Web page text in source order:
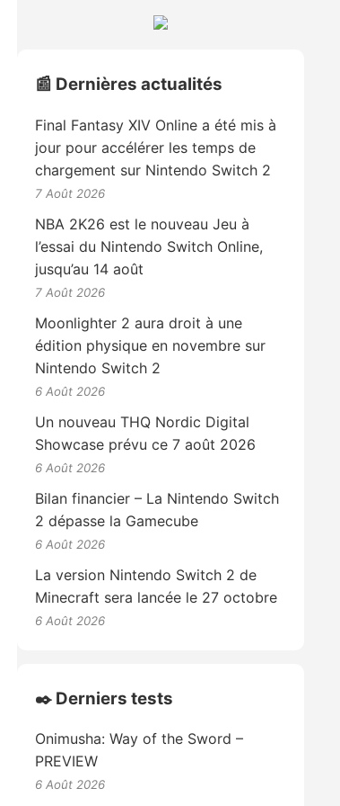
📰 Dernières actualités
Final Fantasy XIV Online a été mis à
jour pour accélérer les temps de
chargement sur Nintendo Switch 2
7 Août 2026
NBA 2K26 est le nouveau Jeu à
l’essai du Nintendo Switch Online,
jusqu’au 14 août
7 Août 2026
Moonlighter 2 aura droit à une
édition physique en novembre sur
Nintendo Switch 2
6 Août 2026
Un nouveau THQ Nordic Digital
Showcase prévu ce 7 août 2026
6 Août 2026
Bilan financier – La Nintendo Switch
2 dépasse la Gamecube
6 Août 2026
La version Nintendo Switch 2 de
Minecraft sera lancée le 27 octobre
6 Août 2026
✒️ Derniers tests
Onimusha: Way of the Sword –
PREVIEW
6 Août 2026